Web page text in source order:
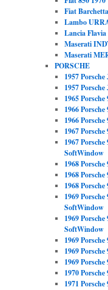
Fiat
Lambo
Lancia Flavia
Maserati
Maserati
PORSCHE
1957
1957
1965 Porsche
1966 Porsche
1966 Porsche
1967
1967 Porsche
SoftWindow
1968 Porsche
1968 Porsche
1968 Porsche
1969 Porsche
SoftWindow
1969 Porsche
SoftWindow
1969
1969
1969 Porsche
1970
1971 Porsche